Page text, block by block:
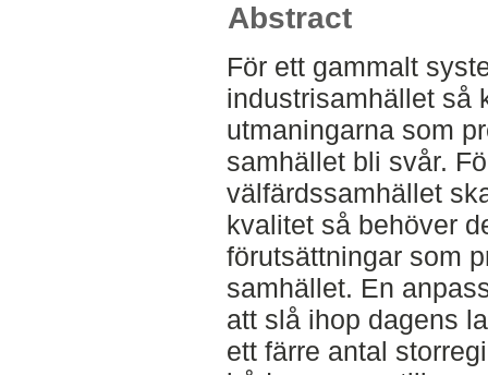
Abstract
För ett gammalt
industrisamhället så
utmaningarna som
samhället bli svår.
välfärdssamhället
kvalitet så behöver
förutsättningar som
samhället. En
att slå ihop dagens
ett färre antal